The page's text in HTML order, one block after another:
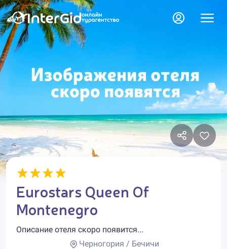
Eurostars Queen Of
Montenegro
Описание отеля скоро появится...
Черногория / Бечичи